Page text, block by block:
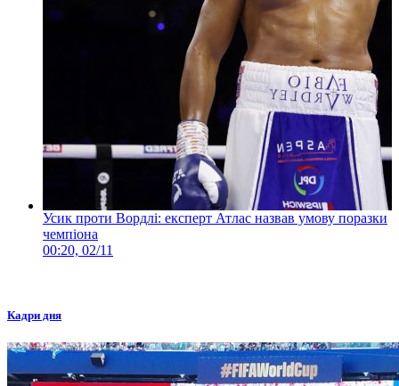
Усик проти Вордлі: експерт Атлас назвав умову поразки
чемпіона
00:20, 02/11
Кадри дня